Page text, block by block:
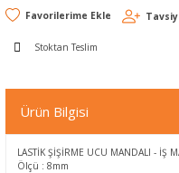
Stoktan Teslim
Ürün Bilgisi
LASTİK ŞİŞİRME UCU MANDALI - İŞ
Ölçü : 8mm